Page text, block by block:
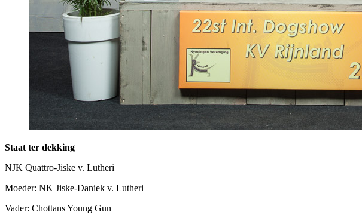
Staat ter dekking
NJK Quattro-Jiske v. Lutheri
Moeder: NK Jiske-Daniek v. Lutheri
Vader: Chottans Young Gun